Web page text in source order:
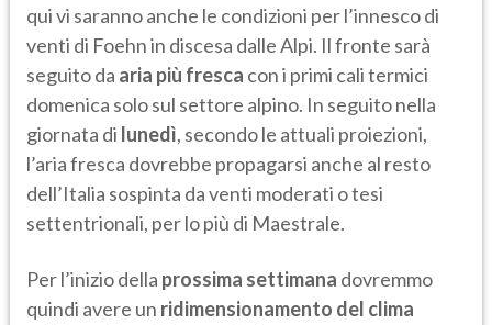
qui vi saranno anche le condizioni per l’innesco di
venti di Foehn in discesa dalle Alpi. Il fronte sarà
seguito da aria più fresca con i primi cali termici
domenica solo sul settore alpino. In seguito nella
giornata di lunedì, secondo le attuali proiezioni,
l’aria fresca dovrebbe propagarsi anche al resto
dell’Italia sospinta da venti moderati o tesi
settentrionali, per lo più di Maestrale.
Per l’inizio della prossima settimana dovremmo
quindi avere un ridimensionamento del clima